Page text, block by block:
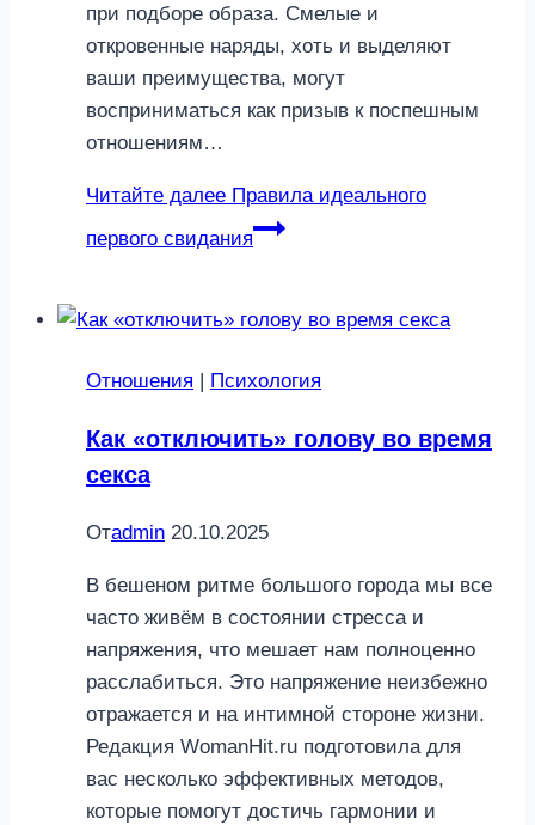
при подборе образа. Смелые и
откровенные наряды, хоть и выделяют
ваши преимущества, могут
восприниматься как призыв к поспешным
отношениям…
Читайте далее Правила идеального
первого свидания
Отношения Психология
Как «отключить» голову во время
секса
Отadmin 20.10.2025
В бешеном ритме большого города мы все
часто живём в состоянии стресса и
напряжения, что мешает нам полноценно
расслабиться. Это напряжение неизбежно
отражается и на интимной стороне жизни.
Редакция WomanHit.ru подготовила для
вас несколько эффективных методов,
которые помогут достичь гармонии и